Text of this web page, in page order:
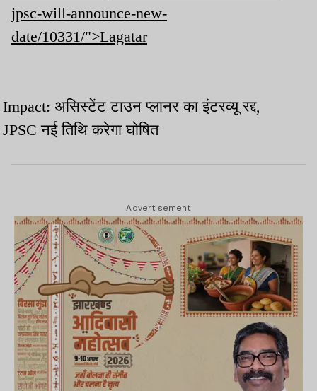
jpsc-will-announce-new-
date/10331/">Lagatar
Impact: असिस्टेंट टाउन प्लानर का इंटरव्यू रद्द,
JPSC नई तिथि करेगा घोषित
Advertisement